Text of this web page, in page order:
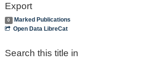
Export
0
Marked Publications
Open Data LibreCat
Search this title in